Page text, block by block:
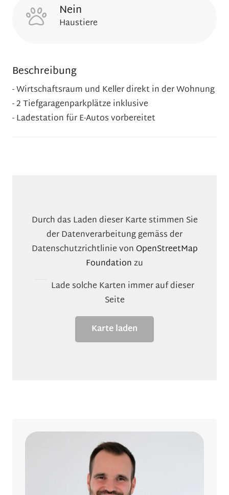
Nein
Haustiere
Beschreibung
- Wirtschaftsraum und Keller direkt in der Wohnung
- 2 Tiefgaragenparkplätze inklusive
- Ladestation für E-Autos vorbereitet
Durch das Laden dieser Karte stimmen Sie
der Datenverarbeitung gemäss der
Datenschutzrichtlinie von OpenStreetMap
Foundationzu
Lade solche Karten immer auf dieser
Seite
Karte laden